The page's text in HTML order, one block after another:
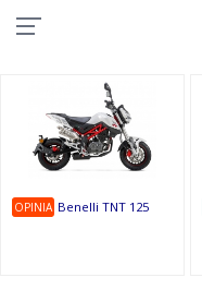
OSTATNIE
OPINIA Benelli TNT 125